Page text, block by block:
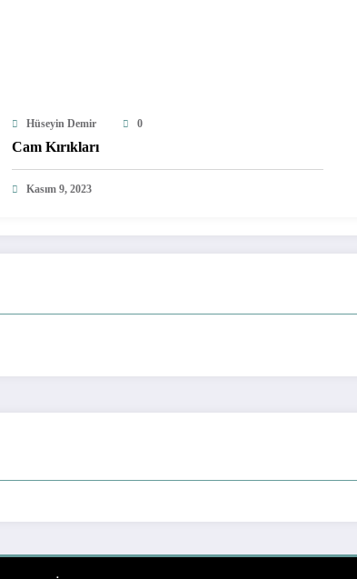
Hüseyin Demir 0
Cam Kırıkları
Kasım 9, 2023